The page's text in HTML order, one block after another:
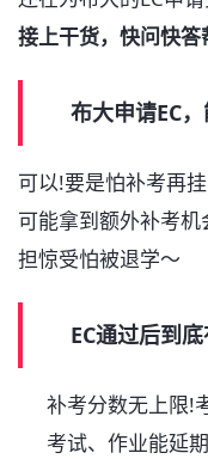
接上干货，快问快答
布大申请EC
可以!要是怕补考再
可能拿到额外补考
担惊受怕被退学～
EC通过后到
补考分数无上限!
考试、作业能延